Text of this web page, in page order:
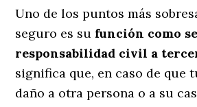
Uno de los puntos más
seguro es su función como
responsabilidad civil a
significa que, en caso de que
daño a otra persona o a su